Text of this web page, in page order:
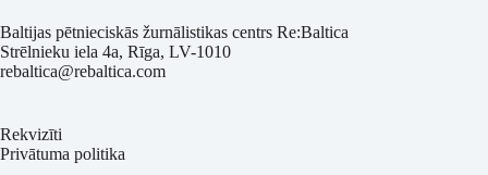
Baltijas pētnieciskās žurnālistikas centrs Re:Baltica
Strēlnieku iela 4a, Rīga, LV-1010
rebaltica@rebaltica.com
Rekvizīti
Privātuma politika